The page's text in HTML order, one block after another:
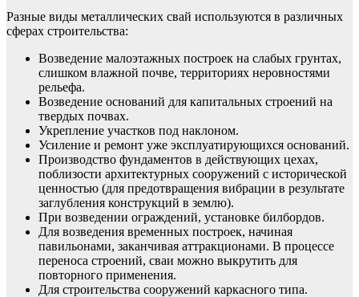
Разные виды металлических свай используются в различных
сферах строительства:
Возведение малоэтажных построек на слабых грунтах,
слишком влажной почве, территориях неровностями
рельефа.
Возведение оснований для капитальных строений на
твердых почвах.
Укрепление участков под наклоном.
Усиление и ремонт уже эксплуатирующихся оснований.
Производство фундаментов в действующих цехах,
поблизости архитектурных сооружений с исторической
ценностью (для предотвращения вибрации в результате
заглубления конструкций в землю).
При возведении ограждений, установке билбордов.
Для возведения временных построек, начиная
павильонами, заканчивая аттракционами. В процессе
переноса строений, сваи можно выкрутить для
повторного применения.
Для строительства сооружений каркасного типа.